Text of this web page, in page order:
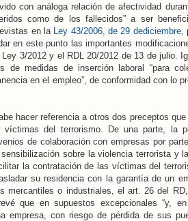
con análoga relación de afectividad
como de los fallecidos” a ser
en laLey 43/2006, de 29 dediciembre,
en este punto las importantes
3/2012 y el RDL 20/2012 de 13 de julio.
de medidas de inserción laboral “para
en el empleo”, de conformidad con lo
hacer referencia a otros dos preceptos
víctimas del terrorismo. De una parte, la
de colaboración con empresas por
sensibilización sobre la violencia terrorista y
la contratación de las víctimas del
su residencia con la garantía de un
mercantiles o industriales, el art. 26 del
que en supuestos excepcionales “y,
empresa, con riesgo de pérdida de sus